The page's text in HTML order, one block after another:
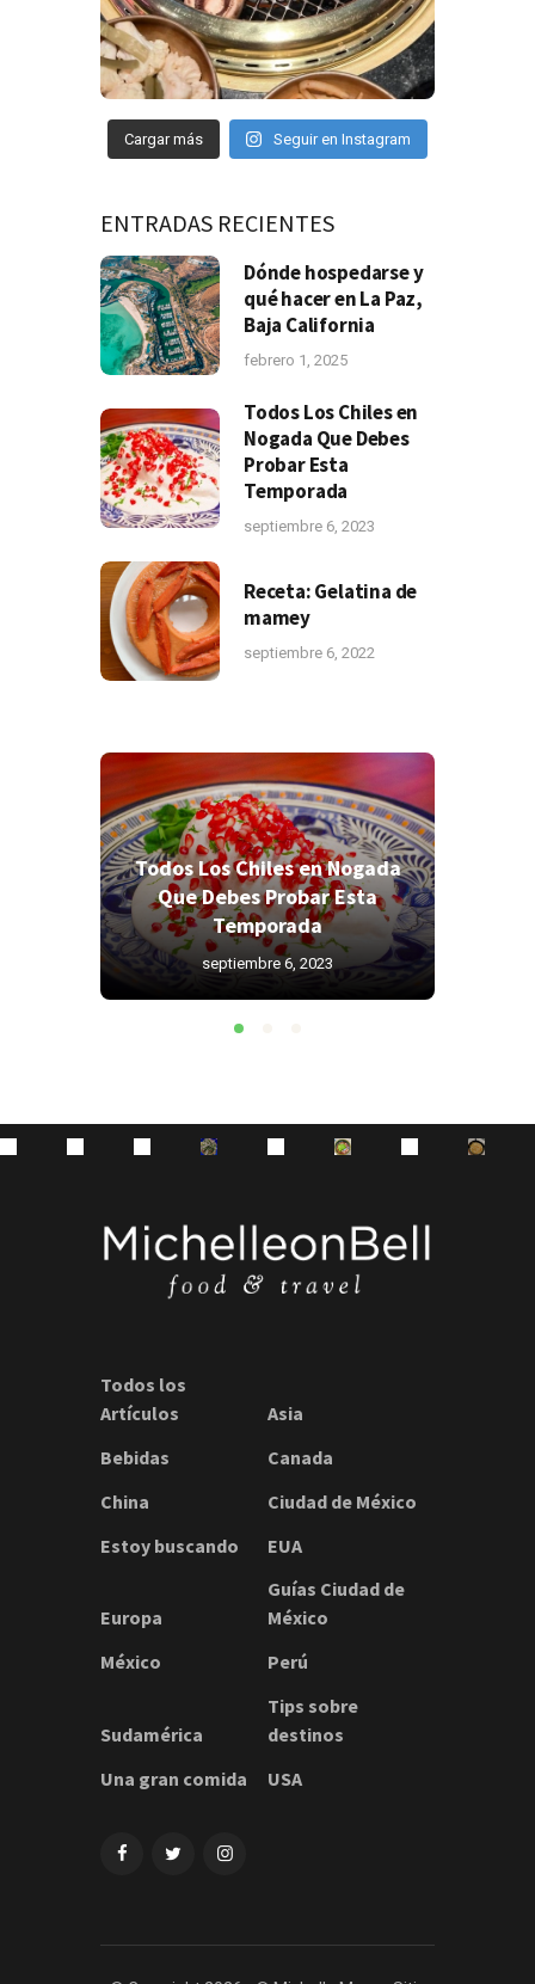
Cargar más Seguir en Instagram
ENTRADAS RECIENTES
Dónde hospedarse y
qué hacer en La Paz,
Baja California
febrero 1, 2025
Todos Los Chiles en
Nogada Que Debes
Probar Esta
Temporada
septiembre 6, 2023
Receta: Gelatina de
mamey
septiembre 6, 2022
Todos Los Chiles en Nogada
Que Debes Probar Esta
Temporada
septiembre 6, 2023
Todos los
Artículos
Asia
Bebidas
Canada
China
Ciudad de México
Estoy buscando
EUA
Europa
Guías Ciudad de
México
México
Perú
Sudamérica
Tips sobre
destinos
Una gran comida
USA